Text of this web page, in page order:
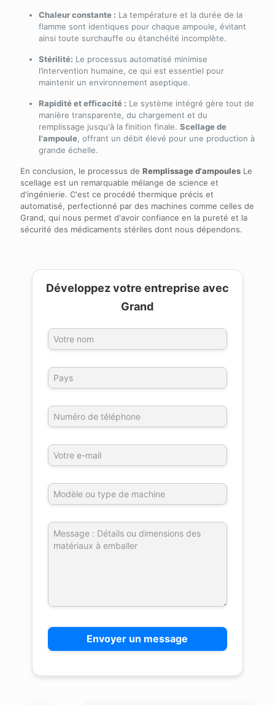
Chaleur constante : La température et la durée de la
flamme sont identiques pour chaque ampoule, évitant
ainsi toute surchauffe ou étanchéité incomplète.
Stérilité: Le processus automatisé minimise
l’intervention humaine, ce qui est essentiel pour
maintenir un environnement aseptique.
Rapidité et efficacité : Le système intégré gère tout de
manière transparente, du chargement et du
remplissage jusqu'à la finition finale. Scellage de
l'ampoule, offrant un débit élevé pour une production à
grande échelle.
En conclusion, le processus de Remplissage d'ampoules Le
scellage est un remarquable mélange de science et
d'ingénierie. C'est ce procédé thermique précis et
automatisé, perfectionné par des machines comme celles de
Grand, qui nous permet d'avoir confiance en la pureté et la
sécurité des médicaments stériles dont nous dépendons.
Développez votre entreprise avec
Grand